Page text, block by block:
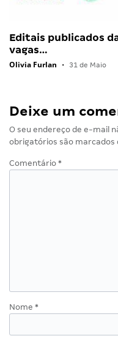
Editais publicados
vagas…
Olivia Furlan • 31 de Maio
Deixe um
O seu endereço de e-mail
obrigatórios são marcados
Comentário *
Nome *